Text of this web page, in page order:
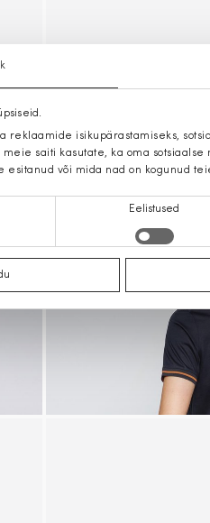
reklaamide isikupärastamiseks,
meie saiti kasutate, ka oma
või mida nad on kogunud
Eelistused